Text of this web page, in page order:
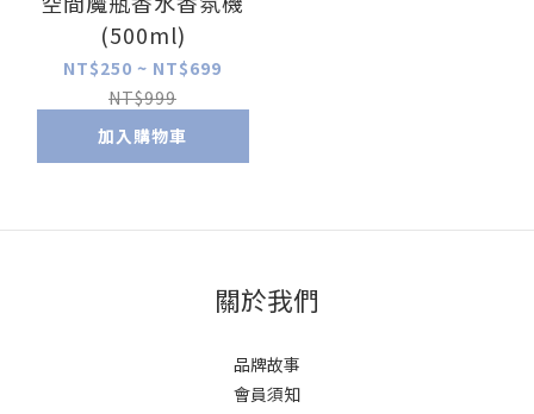
(500ml)
NT$250 ~ NT$699
NT$999
加入購物車
關於我們
品牌故事
會員須知